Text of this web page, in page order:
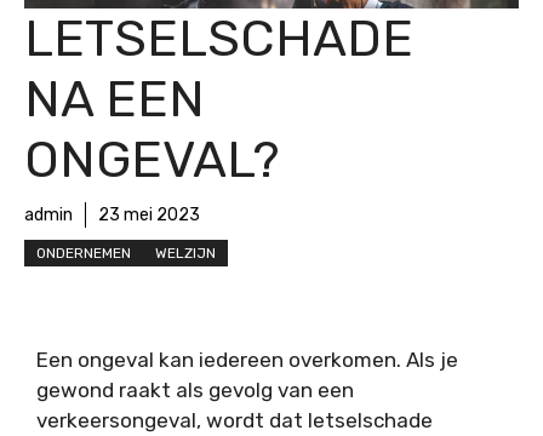
LETSELSCHADE
NA EEN
ONGEVAL?
admin 23 mei 2023
ONDERNEMEN WELZIJN
Een ongeval kan iedereen overkomen. Als je
gewond raakt als gevolg van een
verkeersongeval, wordt dat letselschade